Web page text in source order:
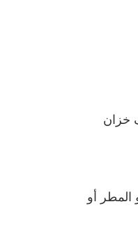
خزان
المطر أو